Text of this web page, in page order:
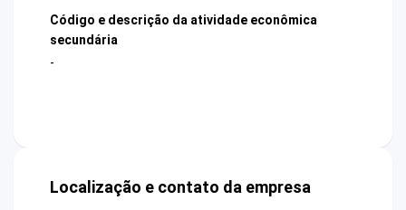
Código e descrição da atividade econômica
secundária
-
Localização e contato da empresa